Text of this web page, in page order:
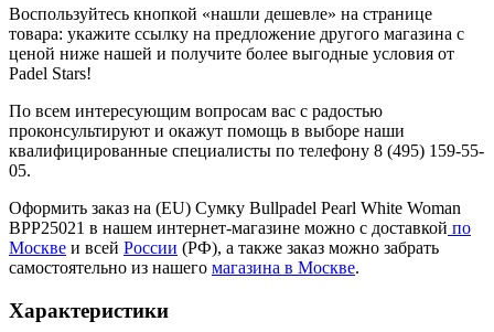
Воспользуйтесь кнопкой «нашли дешевле» на странице
товара: укажите ссылку на предложение другого магазина с
ценой ниже нашей и получите более выгодные условия от
Padel Stars!
По всем интересующим вопросам вас с радостью
проконсультируют и окажут помощь в выборе наши
квалифицированные специалисты по телефону 8 (495) 159-55-
05.
Оформить заказ на (EU) Сумку Bullpadel Pearl White Woman
BPP25021 в нашем интернет-магазине можно с доставкой по
Москве и всей России (РФ), а также заказ можно забрать
самостоятельно из нашего магазина в Москве.
Характеристики